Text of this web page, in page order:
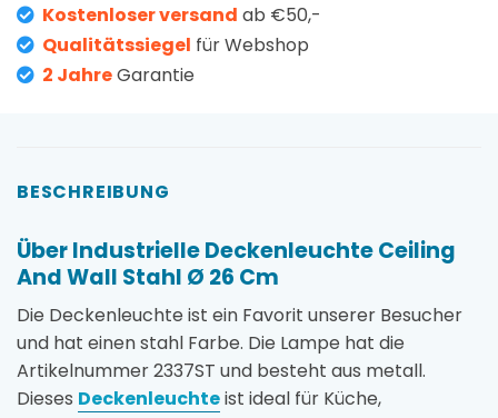
Kostenloser versand ab €50,-
Qualitätssiegel für Webshop
2 JahreGarantie
BESCHREIBUNG
Über Industrielle Deckenleuchte Ceiling
And Wall Stahl Ø 26 Cm
Die Deckenleuchte ist ein Favorit unserer Besucher
und hat einen stahl Farbe. Die Lampe hat die
Artikelnummer 2337ST und besteht aus metall.
Dieses Deckenleuchteist ideal für Küche,